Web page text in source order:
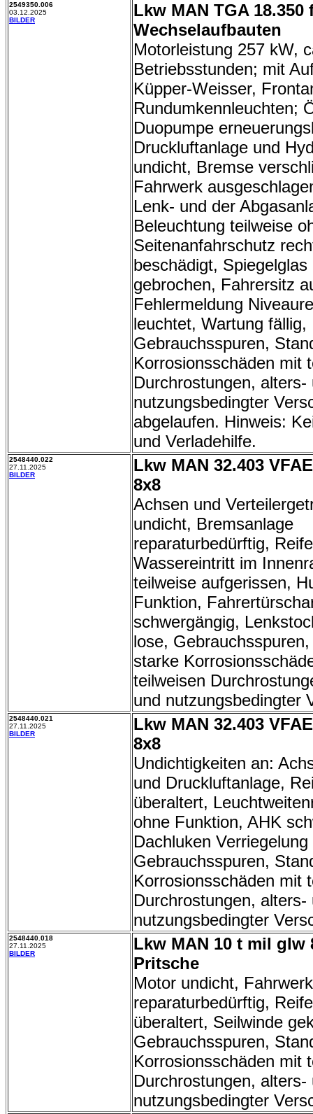
2549350.006
03.12.2025
BILDER
Lkw MAN TGA 18.350
Wechselaufbauten
Motorleistung 257 kW,
Betriebsstunden; mit
Küpper-Weisser,
Rundumkennleuchten;
Duopumpe
Druckluftanlage und
undicht, Bremse
Fahrwerk
Lenk- und der
Beleuchtung teilweise
Seitenanfahrschutz
beschädigt, Spiegelglas
gebrochen, Fahrersitz
Fehlermeldung
leuchtet, Wartung fällig,
Gebrauchsspuren,
Korrosionsschäden mit
Durchrostungen, alters-
nutzungsbedingter
abgelaufen. Hinweis:
und Verladehilfe.
2548440.022
27.11.2025
BILDER
Lkw MAN 32.403
8x8
Achsen und
undicht, Bremsanlage
reparaturbedürftig,
Wassereintritt im
teilweise aufgerissen,
Funktion,
schwergängig,
lose,
starke
teilweisen
und nutzungsbedingter
2548440.021
27.11.2025
BILDER
Lkw MAN 32.403
8x8
Undichtigkeiten an:
und Druckluftanlage,
überaltert,
ohne Funktion, AHK
Dachluken
Gebrauchsspuren,
Korrosionsschäden mit
Durchrostungen, alters-
nutzungsbedingter
2548440.018
27.11.2025
BILDER
Lkw MAN 10 t mil glw
Pritsche
Motor undicht, Fahrwerk
reparaturbedürftig,
überaltert, Seilwinde
Gebrauchsspuren,
Korrosionsschäden mit
Durchrostungen, alters-
nutzungsbedingter